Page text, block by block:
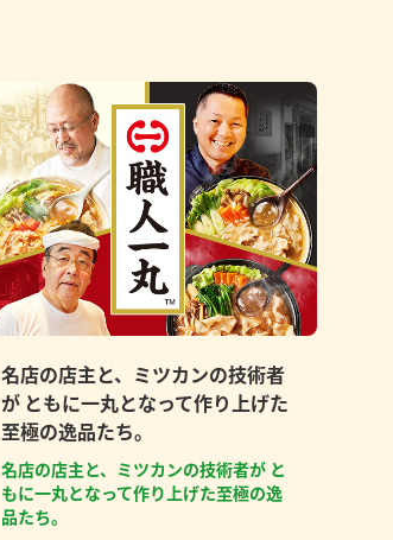
名店の店主と、ミツカンの技術者
が ともに一丸となって作り上げた
至極の逸品たち。
名店の店主と、ミツカンの技術者が と
もに一丸となって作り上げた至極の逸
品たち。